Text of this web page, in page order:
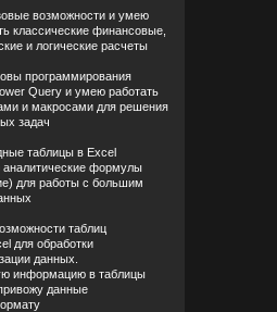
возможности и умею
классические финансовые,
и логические расчеты
таблиц
для обработки
данных.
информацию в таблицы
данные
программирования
Query и умею работать
и макросами для решения
задач
таблицы в Excel
аналитические формулы
для работы с большим